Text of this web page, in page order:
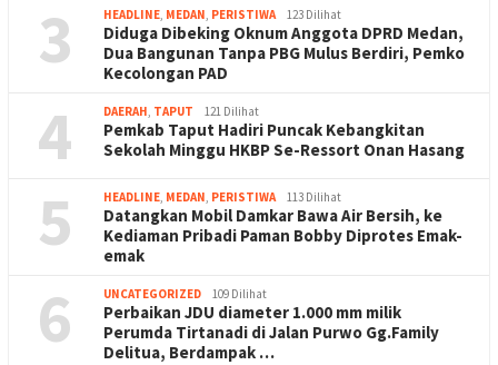
3 HEADLINE, MEDAN, PERISTIWA 123 Dilihat
Diduga Dibeking Oknum Anggota DPRD Medan,
Dua Bangunan Tanpa PBG Mulus Berdiri, Pemko
Kecolongan PAD
4 DAERAH, TAPUT 121 Dilihat
Pemkab Taput Hadiri Puncak Kebangkitan
Sekolah Minggu HKBP Se-Ressort Onan Hasang
5 HEADLINE, MEDAN, PERISTIWA 113 Dilihat
Datangkan Mobil Damkar Bawa Air Bersih, ke
Kediaman Pribadi Paman Bobby Diprotes Emak-
emak
6 UNCATEGORIZED 109 Dilihat
Perbaikan JDU diameter 1.000 mm milik
Perumda Tirtanadi di Jalan Purwo Gg.Family
Delitua, Berdampak …